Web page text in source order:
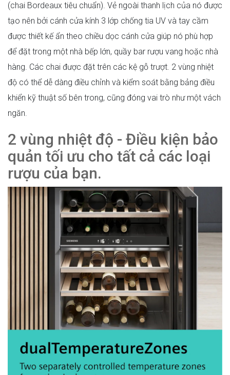
(chai Bordeaux tiêu chuẩn). Vẻ ngoài thanh lịch của nó được
tạo nên bởi cánh cửa kính 3 lớp chống tia UV và tay cầm
được thiết kế ẩn theo chiều dọc cánh cửa giúp nó phù hợp
để đặt trong một nhà bếp lớn, quầy bar rượu vang hoặc nhà
hàng. Các chai được đặt trên các kệ gỗ trượt. 2 vùng nhiệt
độ có thể dễ dàng điều chỉnh và kiểm soát bằng bảng điều
khiển kỹ thuật số bên trong, cũng đóng vai trò như một vách
ngăn.
2 vùng nhiệt độ - Điều kiện bảo
quản tối ưu cho tất cả các loại
rượu của bạn.